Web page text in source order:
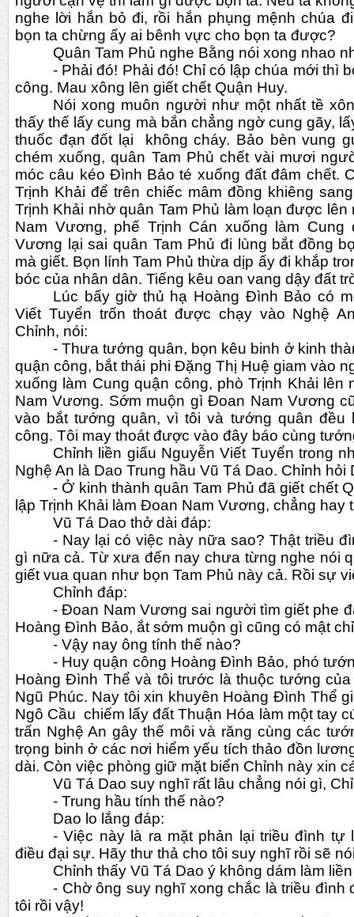
nghe lời hắn bỏ đi, rồi hắn phụng mệnh chúa
bọn ta chừng ấy ai bênh vực cho bọn ta được?
Quân Tam Phủ nghe Bằng nói xong nhao
- Phải đó! Phải đó! Chỉ có lập chúa mới thì
công. Mau xông lên giết chết Quận Huy.
Nói xong muôn người như một nhất tề
thấy thế lấy cung mà bắn chẳng ngờ cung gãy,
thuốc đạn đốt lại  không cháy. Bảo bèn vung
chém xuống, quân Tam Phủ chết vài mươi
móc câu kéo Đình Bảo té xuống đất đâm chết.
Trịnh Khải để trên chiếc mâm đồng khiêng
Trịnh Khải nhờ quân Tam Phủ làm loạn được
Nam Vương, phế Trịnh Cán xuống làm Cung
Vương lại sai quân Tam Phủ đi lùng bắt đồng
mà giết. Bọn lính Tam Phủ thừa dịp ấy đi khắp
bóc của nhân dân. Tiếng kêu oan vang dậy đất
Lúc bấy giờ thủ hạ Hoàng Đình Bảo có
Viết Tuyển trốn thoát được chạy vào Nghệ
Chỉnh, nói:
- Thưa tướng quân, bọn kêu binh ở kinh
quận công, bắt thái phi Đặng Thị Huệ giam vào
xuống làm Cung quận công, phò Trịnh Khải
Nam Vương. Sớm muộn gì Đoan Nam Vương
vào bắt tướng quân, vì tôi và tướng quân đều
công. Tôi may thoát được vào đây báo cùng
Chỉnh liền giấu Nguyễn Viết Tuyển trong
Nghệ An là Dao Trung hầu Vũ Tá Dao. Chỉnh hỏi
- Ở kinh thành quân Tam Phủ đã giết chết
lập Trịnh Khải làm Đoan Nam Vương, chẳng hay
Vũ Tá Dao thở dài đáp:
- Nay lại có việc này nữa sao? Thật triều
gì nữa cả. Từ xưa đến nay chưa từng nghe nói
giết vua quan như bọn Tam Phủ này cả. Rồi sự
Chỉnh đáp:
- Đoan Nam Vương sai người tìm giết phe
Hoàng Đình Bảo, ắt sớm muộn gì cũng có mật
- Vậy nay ông tính thế nào?
- Huy quận công Hoàng Đình Bảo, phó
Hoàng Đình Thể và tôi trước là thuộc tướng
Ngũ Phúc. Nay tôi xin khuyên Hoàng Đình Thể
Ngô Cầu  chiếm lấy đất Thuận Hóa làm một tay
trấn Nghệ An gây thế môi và răng cùng các
trọng binh ở các nơi hiểm yếu tích thảo đồn
dài. Còn việc phòng giữ mặt biển Chỉnh này xin
Vũ Tá Dao suy nghĩ rất lâu chẳng nói gì,
- Trung hầu tính thế nào?
Dao lo lắng đáp:
- Việc này là ra mặt phản lại triều đình tự
điều đại sự. Hãy thư thả cho tôi suy nghĩ rồi sẽ
Chỉnh thấy Vũ Tá Dao ý không dám làm
- Chờ ông suy nghĩ xong chắc là triều đình
tôi rồi vậy!